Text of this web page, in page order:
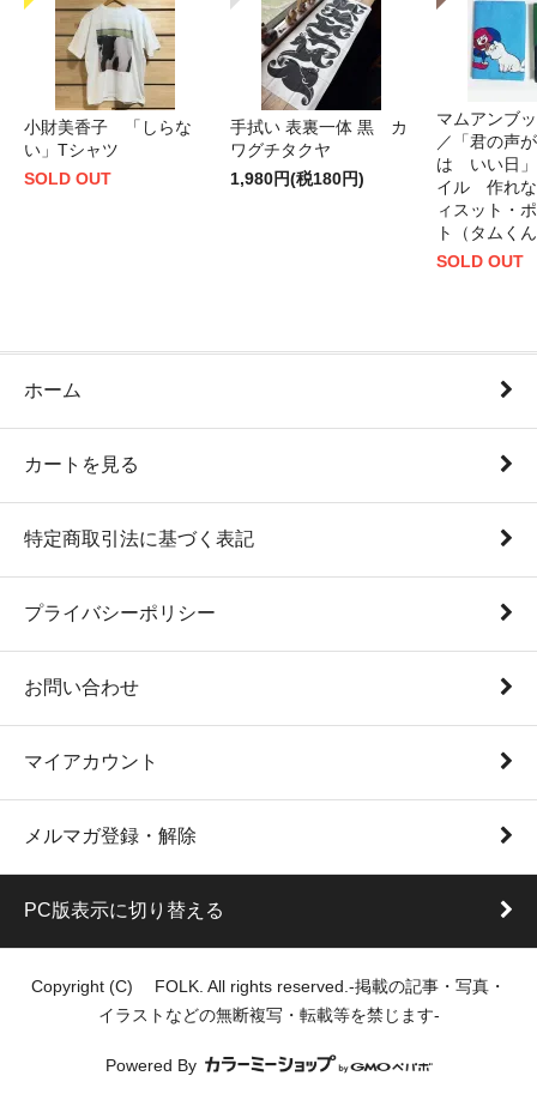
小財美香子 「しらな
い」Tシャツ
SOLD OUT
手拭い 表裏一体 黒 カ
ワグチタクヤ
1,980円(税180円)
マムアンブ
／「君の声
は いい日」
イル 作れ
ィスット・
ト（タムく
SOLD OUT
ホーム
カートを見る
特定商取引法に基づく表記
プライバシーポリシー
お問い合わせ
マイアカウント
メルマガ登録・解除
PC版表示に切り替える
Copyright (C) FOLK. All rights reserved.-掲載の記事・写真・
イラストなどの無断複写・転載等を禁じます-
Powered By